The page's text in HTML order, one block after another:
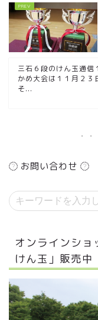
三石６段のけん玉通
かめ大会は１１月２３
そ...
お問い合わせ
オンラインショ
けん玉」販売中